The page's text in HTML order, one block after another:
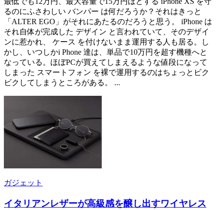
るのにふさわしい バンパー は何だろうか？それはきっと
「ALTER EGO」がそれにあたるのだろうと思う。 iPhone は
それ自体が完成した デザイン と言われていて、そのデザイ
ンに惹かれ、 ケース を付けないまま運用する人も居る。し
かし、いつしかi Phone 達は、単品で10万円を超す機種へと
なっている。ほぼPCが買えてしまえるような値段になって
しまった スマートフォン を裸で運用するのはちょっとビク
ビクしてしまうところがある。 ...
ガジェット
イタリアンレザーが高級感を醸し出すワイヤレス